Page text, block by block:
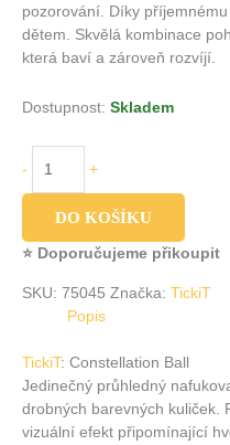
pozorování. Díky
dětem. Skvělá kombinace
která baví a zároveň rozvíjí.
Dostupnost: Skladem
- +
DO KOŠÍKU
⭐ Doporučujeme přikoupit
SKU: 75045 Značka: TickiT
Popis
TickiT: Constellation Ball
Jedinečný průhledný
drobných barevných kuliček.
vizuální efekt připomínající